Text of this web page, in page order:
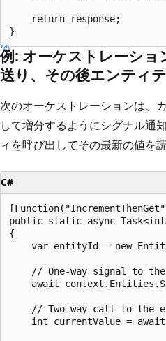
    return response;
例: オーケストレーシ
送り、その後エンティ
次のオーケストレーションは、
して増分するようにシグナル通
ィを呼び出してその最新の値を
C#
public static async
{
var entityId = new
// One-way signal to
await
// Two-way call to the
int currentValue =